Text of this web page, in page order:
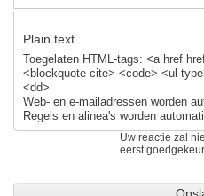
Plain text
Toegelaten HTML-tags: <a href
<blockquote cite> <code> <ul
<dd>
Web- en e-mailadressen worden
Regels en alinea's worden
Uw reactie zal
eerst